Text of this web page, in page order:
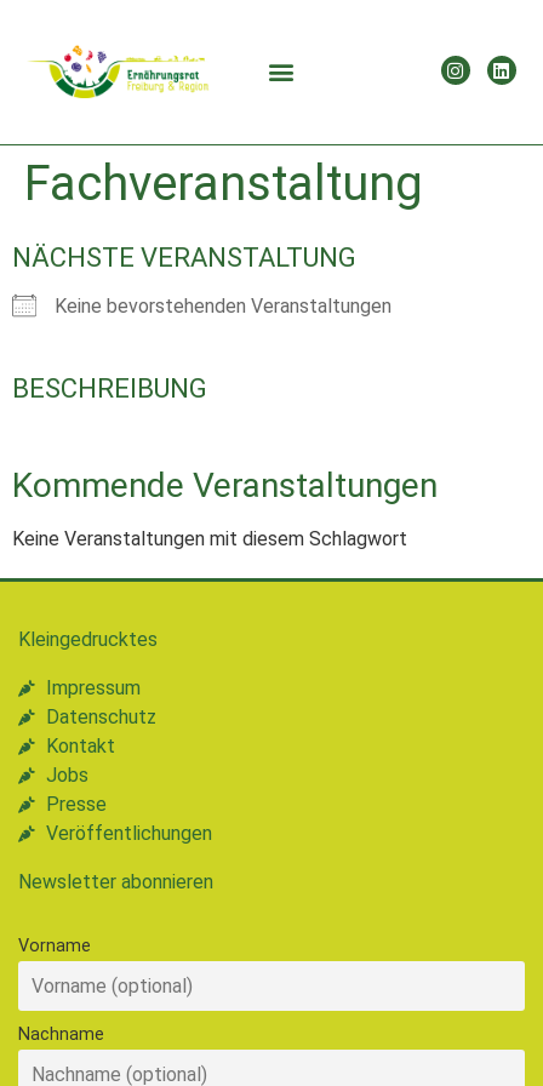
Fachveranstaltung
NÄCHSTE VERANSTALTUNG
Keine bevorstehenden Veranstaltungen
BESCHREIBUNG
Kommende Veranstaltungen
Keine Veranstaltungen mit diesem Schlagwort
Kleingedrucktes
Impressum
Datenschutz
Kontakt
Jobs
Presse
Veröffentlichungen
Newsletter abonnieren
Vorname
Nachname